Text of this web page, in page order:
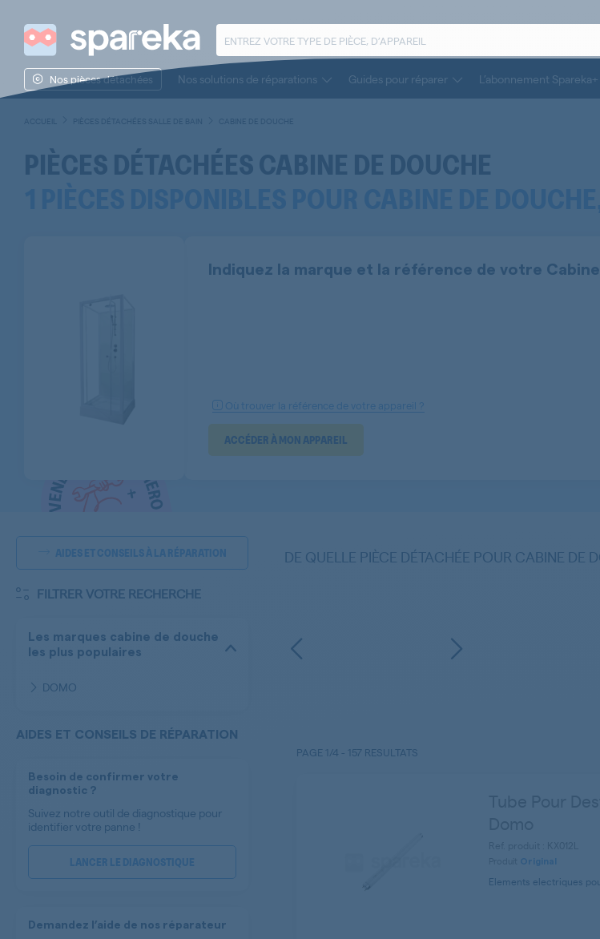
Nos pièces détachées Nos solutions de réparations Guides pour réparer L’abonnement Spareka+
ACCUEIL PIÈCES DÉTACHÉES SALLE DE BAIN CABINE DE DOUCHE
PIÈCES DÉTACHÉESCABINE DE DOUCHE
Indiquez la marque et la référence de votre
Où trouver la référence de votre appareil ?
ACCÉDER À MON APPAREIL
DE QUELLE PIÈCE DÉTACHÉE POUR CABINE DE
AIDES ET CONSEILS À LA RÉPARATION
FILTRER VOTRE RECHERCHE
Les marques cabine de douche
les plus populaires
DOMO
AIDES ET CONSEILS DE RÉPARATION
Besoin de confirmer votre
diagnostic ?
Suivez notre outil de diagnostique pour
identifier votre panne !
LANCER LE DIAGNOSTIQUE
Demandez l’aide de nos réparateur
PAGE 1/4 - 157 RESULTATS
Original
Elements electriques